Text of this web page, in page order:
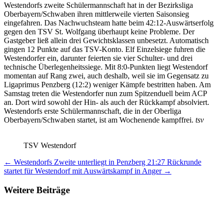
Westendorfs zweite Schülermannschaft hat in der Bezirksliga
Oberbayern/Schwaben ihren mittlerweile vierten Saisonsieg
eingefahren. Das Nachwuchsteam hatte beim 42:12-Auswärtserfolg
gegen den TSV St. Wolfgang überhaupt keine Probleme. Der
Gastgeber ließ allein drei Gewichtsklassen unbesetzt. Automatisch
gingen 12 Punkte auf das TSV-Konto. Elf Einzelsiege fuhren die
Westendorfer ein, darunter feierten sie vier Schulter- und drei
technische Überlegenheitssiege. Mit 8:0-Punkten liegt Westendorf
momentan auf Rang zwei, auch deshalb, weil sie im Gegensatz zu
Ligaprimus Penzberg (12:2) weniger Kämpfe bestritten haben. Am
Samstag treten die Westendorfer nun zum Spitzenduell beim ACP
an. Dort wird sowohl der Hin- als auch der Rückkampf absolviert.
Westendorfs erste Schülermannschaft, die in der Oberliga
Oberbayern/Schwaben startet, ist am Wochenende kampffrei. tsv
TSV Westendorf
← Westendorfs Zweite unterliegt in Penzberg 21:27 Rückrunde
startet für Westendorf mit Auswärtskampf in Anger→
Weitere Beiträge